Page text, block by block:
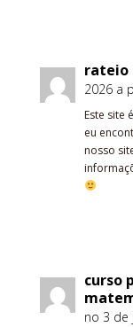
rateio
2026 a
Este site
eu
nosso
curso
no 3 de